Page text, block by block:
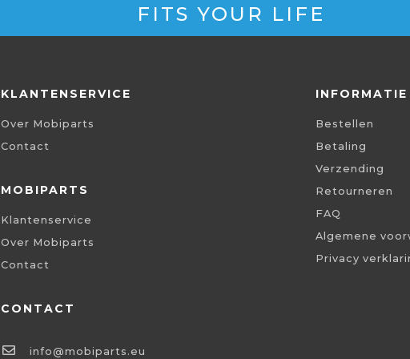
FITS YOUR LIFE
KLANTENSERVICE
Over Mobiparts
Contact
MOBIPARTS
Klantenservice
Over Mobiparts
Contact
CONTACT
info@mobiparts.eu
INFORMATIE
Bestellen
Betaling
Verzending
Retourneren
FAQ
Algemene
Privacy